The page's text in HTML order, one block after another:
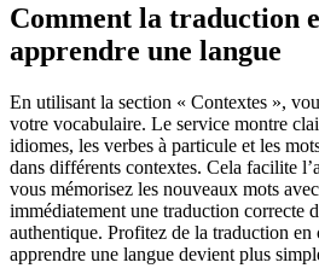
Comment la traduction
apprendre une langue
En utilisant la section « Contextes »,
votre vocabulaire. Le service montre
idiomes, les verbes à particule et les
dans différents contextes. Cela facilite
vous mémorisez les nouveaux mots
immédiatement une traduction correcte
authentique. Profitez de la traduction
apprendre une langue devient plus